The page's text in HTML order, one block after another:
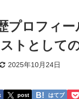
プロフィ
トとして
2025年10月24日
post はてブ